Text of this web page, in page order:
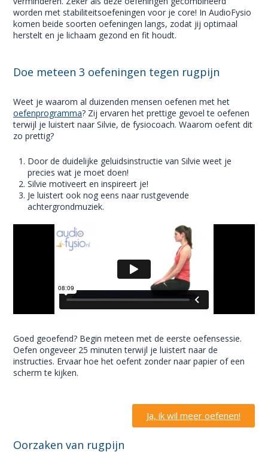
worden met stabiliteitsoefeningen voor je core! In AudioFysio
komen beide soorten oefeningen langs, zodat jij optimaal
herstelt en je lichaam gezond en fit houdt.
Doe meteen 3 oefeningen tegen rugpijn
Weet je waarom al duizenden mensen oefenen met het
oefenprogramma? Zij ervaren het prettige gevoel te oefenen
terwijl je luistert naar Silvie, de fysiocoach. Waarom oefent dit
zo prettig?
Door de duidelijke geluidsinstructie van Silvie weet je
precies wat je moet doen!
Silvie motiveert en inspireert je!
Je luistert ook nog eens naar rustgevende
achtergrondmuziek.
Goed geoefend? Begin meteen met de eerste oefensessie.
Oefen ongeveer 25 minuten terwijl je luistert naar de
instructies. Ervaar hoe het oefent zonder naar papier of een
scherm te kijken.
Ja, ik wil meer oefenen!
Oorzaken van rugpijn